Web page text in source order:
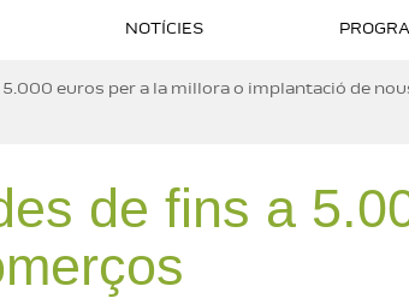
NOTÍCIES
5.000 euros per a la millora o implantació de
fan camí – Dolors Català
Roig
de fins a